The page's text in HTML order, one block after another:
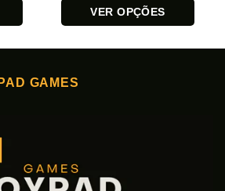
VER OPÇÕES
produto
várias
ser
escolhidas
GAMES